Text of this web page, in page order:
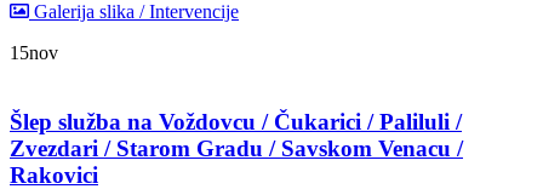
Galerija slika / Intervencije
15nov
Šlep služba na Voždovcu / Čukarici / Paliluli /
Zvezdari / Starom Gradu / Savskom Venacu /
Rakovici